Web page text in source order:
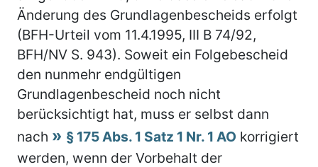
Änderung des Grundlagenbescheids erfolgt
(BFH-Urteil vom 11.4.1995, III B 74/92,
BFH/NV S. 943). Soweit ein Folgebescheid
den nunmehr endgültigen
Grundlagenbescheid noch nicht
berücksichtigt hat, muss er selbst dann
nach
§ 175 Abs. 1 Satz 1 Nr. 1 AO korrigiert
werden, wenn der Vorbehalt der